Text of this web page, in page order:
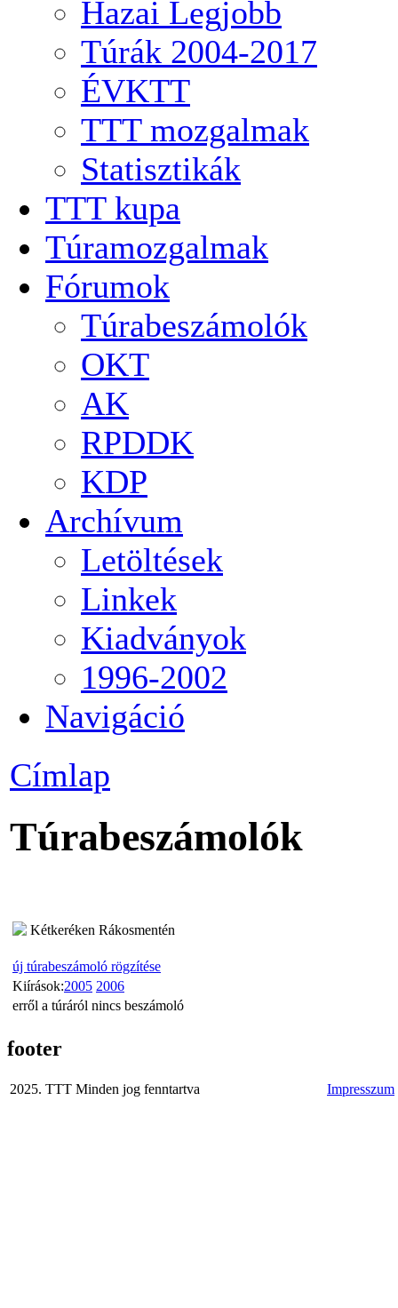
Hazai Legjobb
Túrák 2004-2017
ÉVKTT
TTT mozgalmak
Statisztikák
TTT kupa
Túramozgalmak
Fórumok
Túrabeszámolók
OKT
AK
RPDDK
KDP
Archívum
Letöltések
Linkek
Kiadványok
1996-2002
Navigáció
Címlap
Túrabeszámolók
Kétkeréken Rákosmentén
új túrabeszámoló rögzítése
Kiírások:2005 2006
erről a túráról nincs beszámoló
footer
2025. TTT Minden jog fenntartva Impresszum